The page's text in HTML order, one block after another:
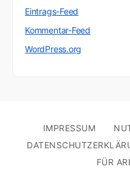
Eintrags-Feed
Kommentar-Feed
WordPress.org
IMPRESSUM
FÜR